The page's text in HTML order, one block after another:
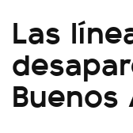
Las
Buenos